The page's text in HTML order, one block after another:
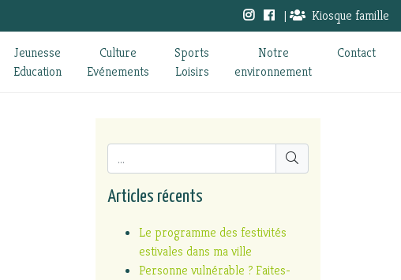
| Kiosque famille
Jeunesse
Education
Culture
Evénements
Sports
Loisirs
Notre
environnement
Contact
Articles récents
Le programme des festivités
estivales dans ma ville
Personne vulnérable ? Faites-